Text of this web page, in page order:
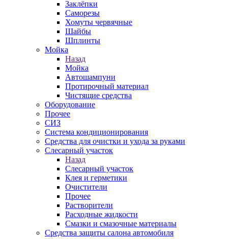
Заклёпки
Саморезы
Хомуты червячные
Шайбы
Шплинты
Мойка
Назад
Мойка
Автошампуни
Протирочный материал
Чистящие средства
Оборудование
Прочее
СИЗ
Система кондиционирования
Средства для очистки и ухода за руками
Слесарный участок
Назад
Слесарный участок
Клея и герметики
Очистители
Прочее
Растворители
Расходные жидкости
Смазки и смазочные материалы
Средства защиты салона автомобиля